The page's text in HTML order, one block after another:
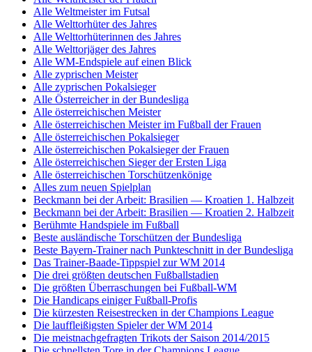
Alle Weltmeister im Futsal
Alle Welttorhüter des Jahres
Alle Welttorhüterinnen des Jahres
Alle Welttorjäger des Jahres
Alle WM-Endspiele auf einen Blick
Alle zyprischen Meister
Alle zyprischen Pokalsieger
Alle Österreicher in der Bundesliga
Alle österreichischen Meister
Alle österreichischen Meister im Fußball der Frauen
Alle österreichischen Pokalsieger
Alle österreichischen Pokalsieger der Frauen
Alle österreichischen Sieger der Ersten Liga
Alle österreichischen Torschützenkönige
Alles zum neuen Spielplan
Beckmann bei der Arbeit: Brasilien — Kroatien 1. Halbzeit
Beckmann bei der Arbeit: Brasilien — Kroatien 2. Halbzeit
Berühmte Handspiele im Fußball
Beste ausländische Torschützen der Bundesliga
Beste Bayern-Trainer nach Punkteschnitt in der Bundesliga
Das Trainer-Baade-Tippspiel zur WM 2014
Die drei größten deutschen Fußballstadien
Die größten Überraschungen bei Fußball-WM
Die Handicaps einiger Fußball-Profis
Die kürzesten Reisestrecken in der Champions League
Die lauffleißigsten Spieler der WM 2014
Die meistnachgefragten Trikots der Saison 2014/2015